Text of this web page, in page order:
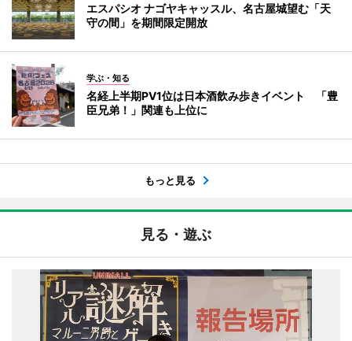
エスパシオ ナゴヤキャッスル、名古屋城望む「天
守の間」を期間限定開放
学ぶ・知る
名経上半期PV1位は日本酒飲み歩きイベント 「豊
臣兄弟！」関連も上位に
もっと見る
見る・遊ぶ